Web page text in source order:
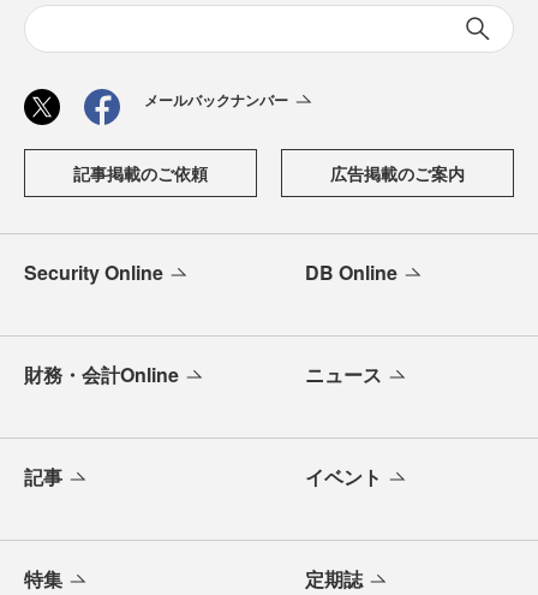
メールバックナンバー
記事掲載のご依頼 広告掲載のご案内
Security Online DB Online
財務・会計Online ニュース
記事 イベント
特集 定期誌